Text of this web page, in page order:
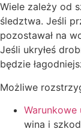
Wiele zależy od
śledztwa. Jeśli
pozostawał na
Jeśli ukryłeś
będzie
Możliwe
Warunkowe
wina i